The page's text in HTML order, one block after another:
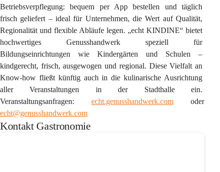
Betriebsverpflegung: bequem per App bestellen und täglich
frisch geliefert – ideal für Unternehmen, die Wert auf Qualität,
Regionalität und flexible Abläufe legen. „echt KINDINE“ bietet
hochwertiges Genusshandwerk speziell für
Bildungseinrichtungen wie Kindergärten und Schulen –
kindgerecht, frisch, ausgewogen und regional. Diese Vielfalt an
Know-how fließt künftig auch in die kulinarische Ausrichtung
aller Veranstaltungen in der Stadthalle ein.
Veranstaltungsanfragen: echt.genusshandwerk.com oder
echt@genusshandwerk.com
Kontakt Gastronomie